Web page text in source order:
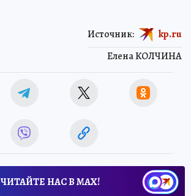
Елена КОЛЧИНА
Источник: kp.ru
ЧИТАЙТЕ НАС В МАХ!